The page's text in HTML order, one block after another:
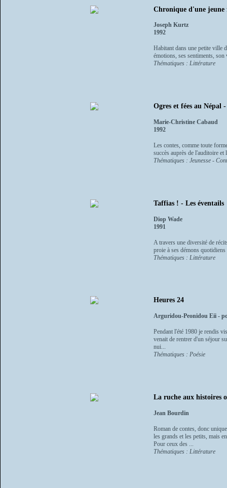
Chronique d'une jeune
Joseph Kurtz
1992
Habitant dans une petite ville
émotions, ses sentiments, son
Thématiques : Littérature
Ogres et fées au Népal
Marie-Christine Cabaud
1992
Les contes, comme toute
succès auprès de l'auditoire
Thématiques : Jeunesse -
Taffias ! - Les éventails
Diop Wade
1991
A travers une diversité de
proie à ses démons
Thématiques : Littérature
Heures 24
Arguridou-Peonidou Eii -
Pendant l'été 1980 je rendis
venait de rentrer d'un séjour
nui...
Thématiques : Poésie
La ruche aux histoires
Jean Bourdin
Roman de contes, donc
les grands et les petits, mais
Pour ceux des ...
Thématiques : Littérature